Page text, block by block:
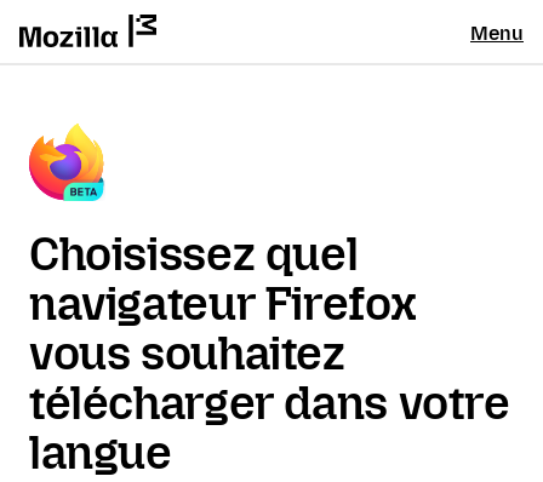
Menu
Choisissez quel
navigateur Firefox
vous souhaitez
télécharger dans votre
langue